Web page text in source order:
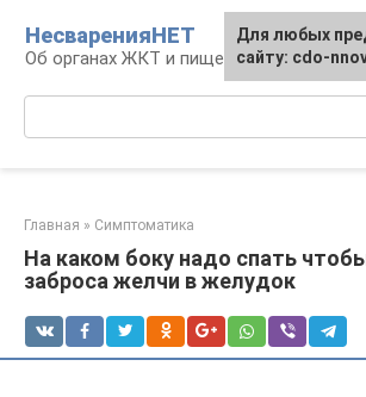
контенту
НесваренияНЕТ
Об органах ЖКТ и пищеварении
Главная » Симптоматика
На каком боку надо спать
заброса желчи в желудок
Для любых
сайту: cdo-